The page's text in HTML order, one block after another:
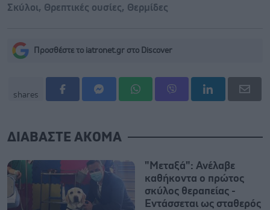
Σκύλοι, Θρεπτικές ουσίες, Θερμίδες
Προσθέστε το iatronet.gr στο Discover
shares
ΔΙΑΒΑΣΤΕ ΑΚΟΜΑ
"Μεταξά": Ανέλαβε
καθήκοντα ο πρώτος
σκύλος θεραπείας -
Εντάσσεται ως σταθερός